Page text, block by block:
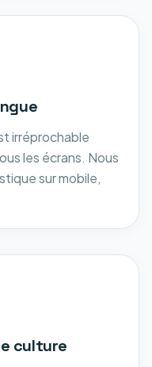
irréprochable
les écrans. Nous
sur mobile,
culture